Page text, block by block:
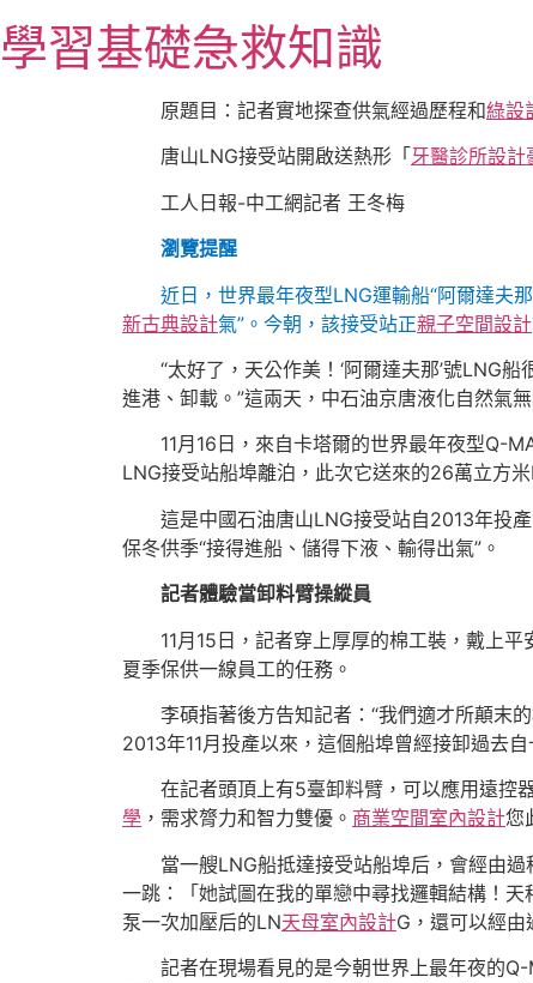
至
主
學習基礎急救知識
原題目：記者實地探查供氣經過歷程和綠設
唐山LNG接受站開啟送熱形「 牙醫診所設計
工人日報-中工網記者 王冬梅
瀏覽提醒
近日，世界最年夜型LNG運輸船“阿爾達夫
新古典設計氣”。今朝，該接受站正親子空間設計
“太好了，天公作美！‘阿爾達夫那’號LNG
進港、卸載。”這兩天，中石油京唐液化自然氣
11月16日，來自卡塔爾的世界最年夜型Q-
LNG接受站船埠離泊，此次它送來的26萬立方
這是中國石油唐山LNG接受站自2013年投
保冬供季“接得進船、儲得下液、輸得出氣”。
記者體驗當卸料臂操縱員
11月15日，記者穿上厚厚的棉工裝，戴上
夏季保供一線員工的任務。
李碩指著後方告知記者：“我們適才所顛末
2013年11月投產以來，這個船埠曾經接卸過去
在記者頭頂上有5臺卸料臂，可以應用遠控
學 ，需求膂力和智力雙優。 商業空間室內設計您
當一艘LNG船抵達接受站船埠后，會經由
一跳：「她試圖在我的單戀中尋找邏輯結構！
泵一次加壓后的LN天母室內設計G，還可以經由
記者在現場看見的是今朝世界上最年夜的